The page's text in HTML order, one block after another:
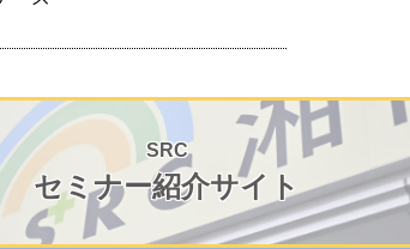
SRC
セミナー紹介サイト